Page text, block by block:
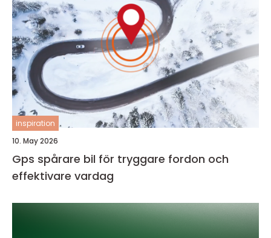
inspiration
10. May 2026
Gps spårare bil för tryggare fordon och
effektivare vardag